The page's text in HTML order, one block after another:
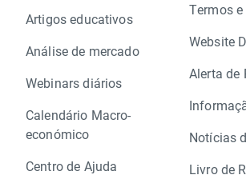
Artigos educativos
Análise de mercado
Webinars diários
Calendário Macro-
económico
Centro de Ajuda
Termos
Website
Alerta de
Notícias
Livro de